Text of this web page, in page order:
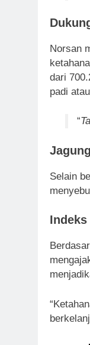
Norsan
dari
padi
“
Selain
Indeks